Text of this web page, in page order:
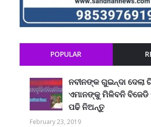
POPULAR
ନବୀନଙ୍କ ଗୁଇନ୍ଦା ଦେଲା
ଏମାନଙ୍କୁ ମିଳିବନି ବିଜେଡି
ପଢି ନିଅନ୍ତୁ
February 23, 2019